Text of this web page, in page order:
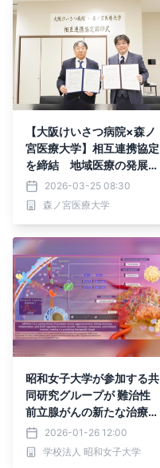
【大阪けいさつ病院×森ノ
宮医療大学】相互連携協定
を締結 地域医療の発展と
医療人材育成を推進
2026-03-25 08:30
森ノ宮医療大学
昭和女子大学が参加する共
同研究グループが 難治性
前立腺がんの新たな治療標
的としての 可能性を発見
2026-01-26 12:00
学校法人 昭和女子大学